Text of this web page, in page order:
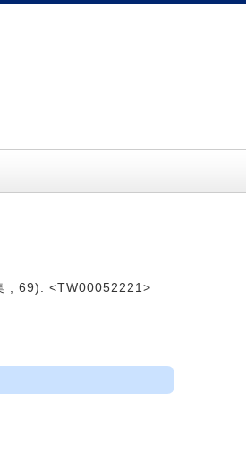
; 69). <TW00052221>